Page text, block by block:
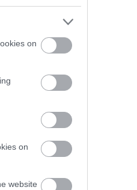
on
on
website
Niezwykłe zjawisko! Na
jednocześnie
ARTUR KRUSZYNA 30